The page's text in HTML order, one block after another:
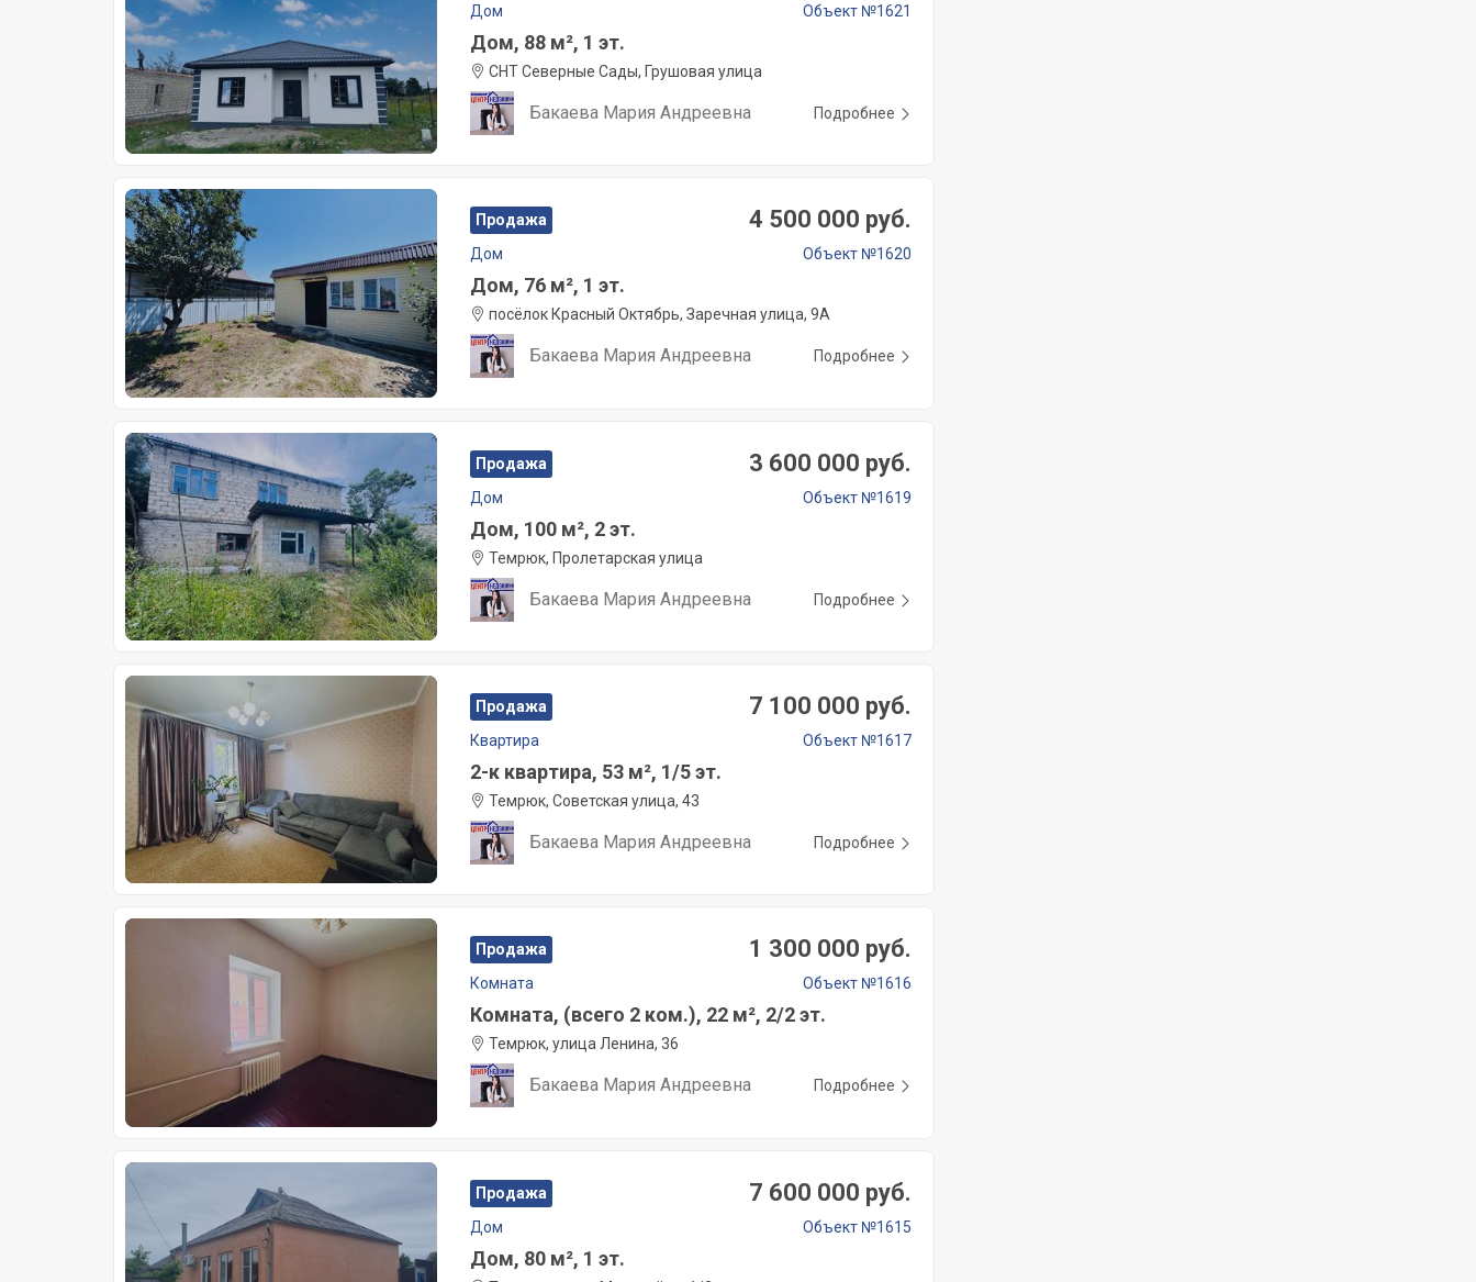
Дом Объект №1621
Дом, 88 м², 1 эт.
СНТ Северные Сады, Грушовая улица
Бакаева Мария Андреевна Подробнее
Продажа 4 500 000 руб.
Дом Объект №1620
Дом, 76 м², 1 эт.
посёлок Красный Октябрь, Заречная улица, 9А
Бакаева Мария Андреевна Подробнее
Продажа 3 600 000 руб.
Дом Объект №1619
Дом, 100 м², 2 эт.
Темрюк, Пролетарская улица
Бакаева Мария Андреевна Подробнее
Продажа 7 100 000 руб.
Квартира Объект №1617
2-к квартира, 53 м², 1/5 эт.
Темрюк, Советская улица, 43
Бакаева Мария Андреевна Подробнее
Продажа 1 300 000 руб.
Комната Объект №1616
Комната, (всего 2 ком.), 22 м², 2/2 эт.
Темрюк, улица Ленина, 36
Бакаева Мария Андреевна Подробнее
Продажа 7 600 000 руб.
Дом Объект №1615
Дом, 80 м², 1 эт.